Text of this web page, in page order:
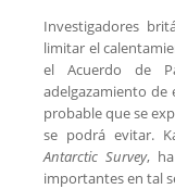
Investigadores
limitar el
el Acuerdo de
adelgazamiento de
probable que se
se podrá evitar.
Antarctic Survey,
importantes en tal